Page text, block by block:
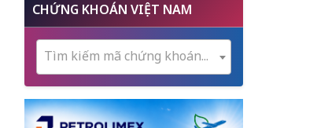
CHỨNG KHOÁN VIỆT NAM
Tìm kiếm mã chứng khoán...